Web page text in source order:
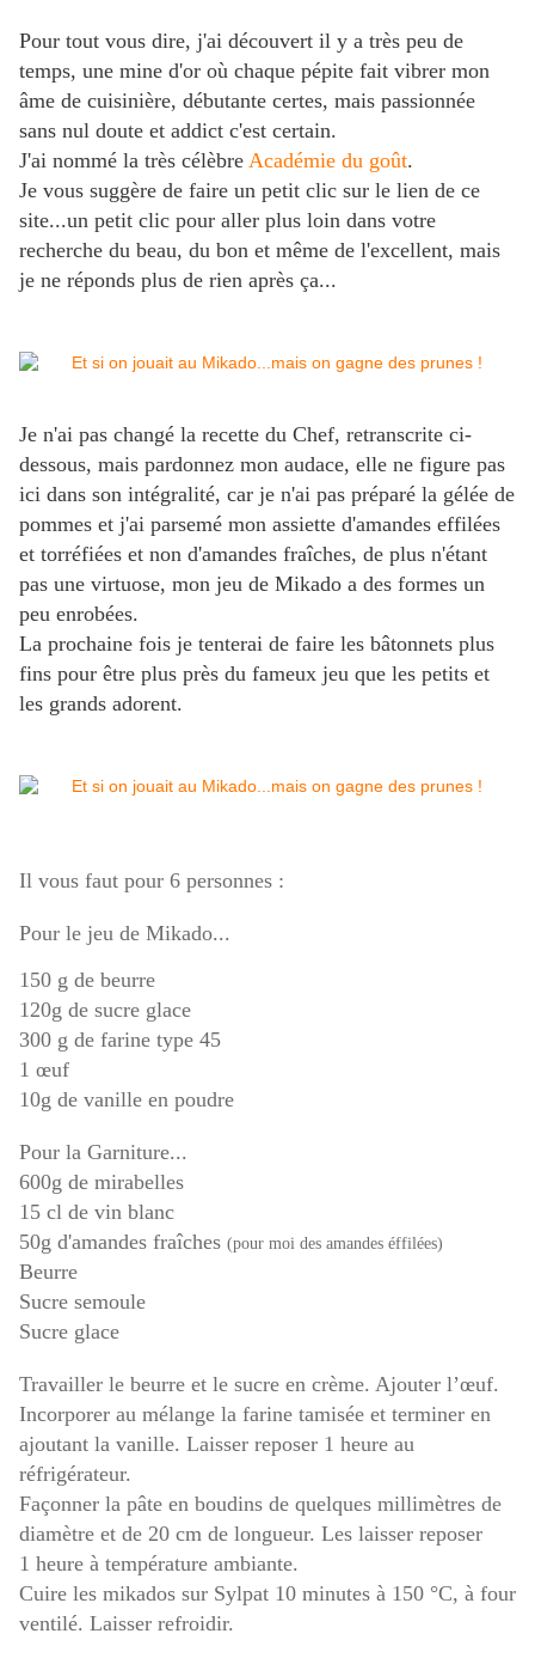
Pour tout vous dire, j'ai découvert il y a très peu de
temps, une mine d'or où chaque pépite fait vibrer mon
âme de cuisinière, débutante certes, mais passionnée
sans nul doute et addict c'est certain.
J'ai nommé la très célèbre Académie du goût.
Je vous suggère de faire un petit clic sur le lien de ce
site...un petit clic pour aller plus loin dans votre
recherche du beau, du bon et même de l'excellent, mais
je ne réponds plus de rien après ça...
Je n'ai pas changé la recette du Chef, retranscrite ci-
dessous, mais pardonnez mon audace, elle ne figure pas
ici dans son intégralité, car je n'ai pas préparé la gélée de
pommes et j'ai parsemé mon assiette d'amandes effilées
et torréfiées et non d'amandes fraîches, de plus n'étant
pas une virtuose, mon jeu de Mikado a des formes un
peu enrobées.
La prochaine fois je tenterai de faire les bâtonnets plus
fins pour être plus près du fameux jeu que les petits et
les grands adorent.
Il vous faut pour 6 personnes :
Pour le jeu de Mikado...
150 g de beurre
120g de sucre glace
300 g de farine type 45
1 œuf
10g de vanille en poudre
Pour la Garniture...
600g de mirabelles
15 cl de vin blanc
50g d'amandes fraîches (pour moi des amandes éffilées)
Beurre
Sucre semoule
Sucre glace
Travailler le beurre et le sucre en crème. Ajouter l’œuf.
Incorporer au mélange la farine tamisée et terminer en
ajoutant la vanille. Laisser reposer 1 heure au
réfrigérateur.
Façonner la pâte en boudins de quelques millimètres de
diamètre et de 20 cm de longueur. Les laisser reposer
1 heure à température ambiante.
Cuire les mikados sur Sylpat 10 minutes à 150 °C, à four
ventilé. Laisser refroidir.